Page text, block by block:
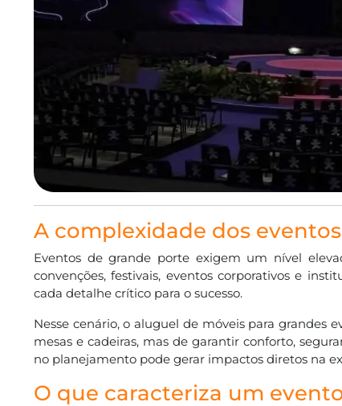
A complexidade dos
Eventos de grande porte exigem um nível
convenções, festivais, eventos corporativos e
cada detalhe crítico para o sucesso.
Nesse cenário, o aluguel de móveis para grandes
mesas e cadeiras, mas de garantir conforto,
no planejamento pode gerar impactos diretos na
O que caracteriza um